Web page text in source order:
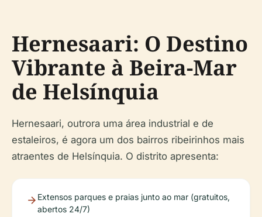
Hernesaari: O Destino
Vibrante à Beira-Mar
de Helsínquia
Hernesaari, outrora uma área industrial e de
estaleiros, é agora um dos bairros ribeirinhos mais
atraentes de Helsínquia. O distrito apresenta:
Extensos parques e praias junto ao mar (gratuitos,
abertos 24/7)